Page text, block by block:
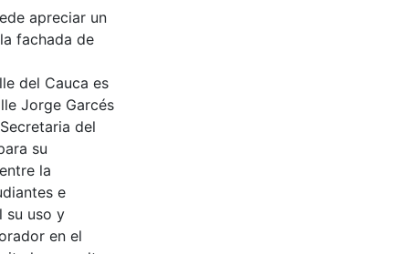
apreciar un
fachada de
del Cauca es
Jorge Garcés
del
su
la
e
su uso y
en el